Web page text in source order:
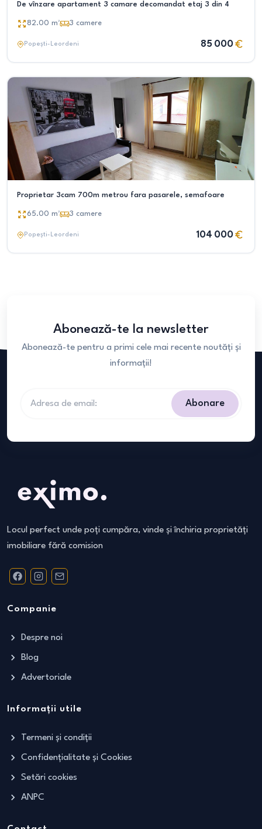
De vînzare apartament 3 camare decomandat etaj 3 din 4
82.00 m² 3 camere
Popești-Leordeni 85 000
Proprietar 3cam 700m metrou fara pasarele, semafoare
65.00 m² 3 camere
Popești-Leordeni 104 000
Abonează-te la newsletter
Abonează-te pentru a primi cele mai recente noutăți și
informații!
Abonare
Locul perfect unde poți cumpăra, vinde și închiria proprietăți
imobiliare fără comision
Companie
Despre noi
Blog
Advertoriale
Informații utile
Termeni și condiții
Confidențialitate și Cookies
Setări cookies
ANPC